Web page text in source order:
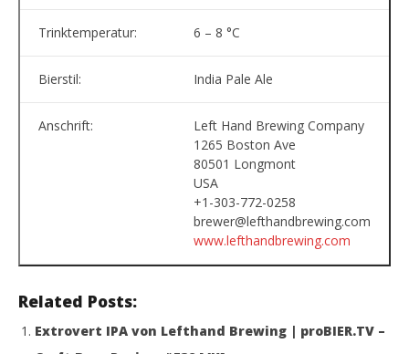
Trinktemperatur: 6 – 8 °C
Bierstil: India Pale Ale
Anschrift:
Left Hand Brewing Company
1265 Boston Ave
80501 Longmont
USA
+1-303-772-0258
brewer@lefthandbrewing.com
www.lefthandbrewing.com
Related Posts:
Extrovert IPA von Lefthand Brewing | proBIER.TV –